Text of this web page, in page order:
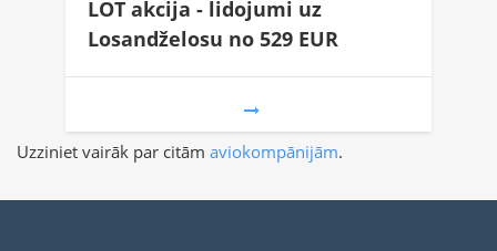
LOT akcija - lidojumi uz
Losandželosu no 529 EUR
Uzziniet vairāk par citām aviokompānijām.